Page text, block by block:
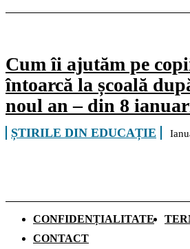
Cum îi ajutăm pe
întoarcă la școală
noul an – din 8
ȘTIRILE DIN EDUCAȚIE
CONFIDENȚIALITATE
CONTACT